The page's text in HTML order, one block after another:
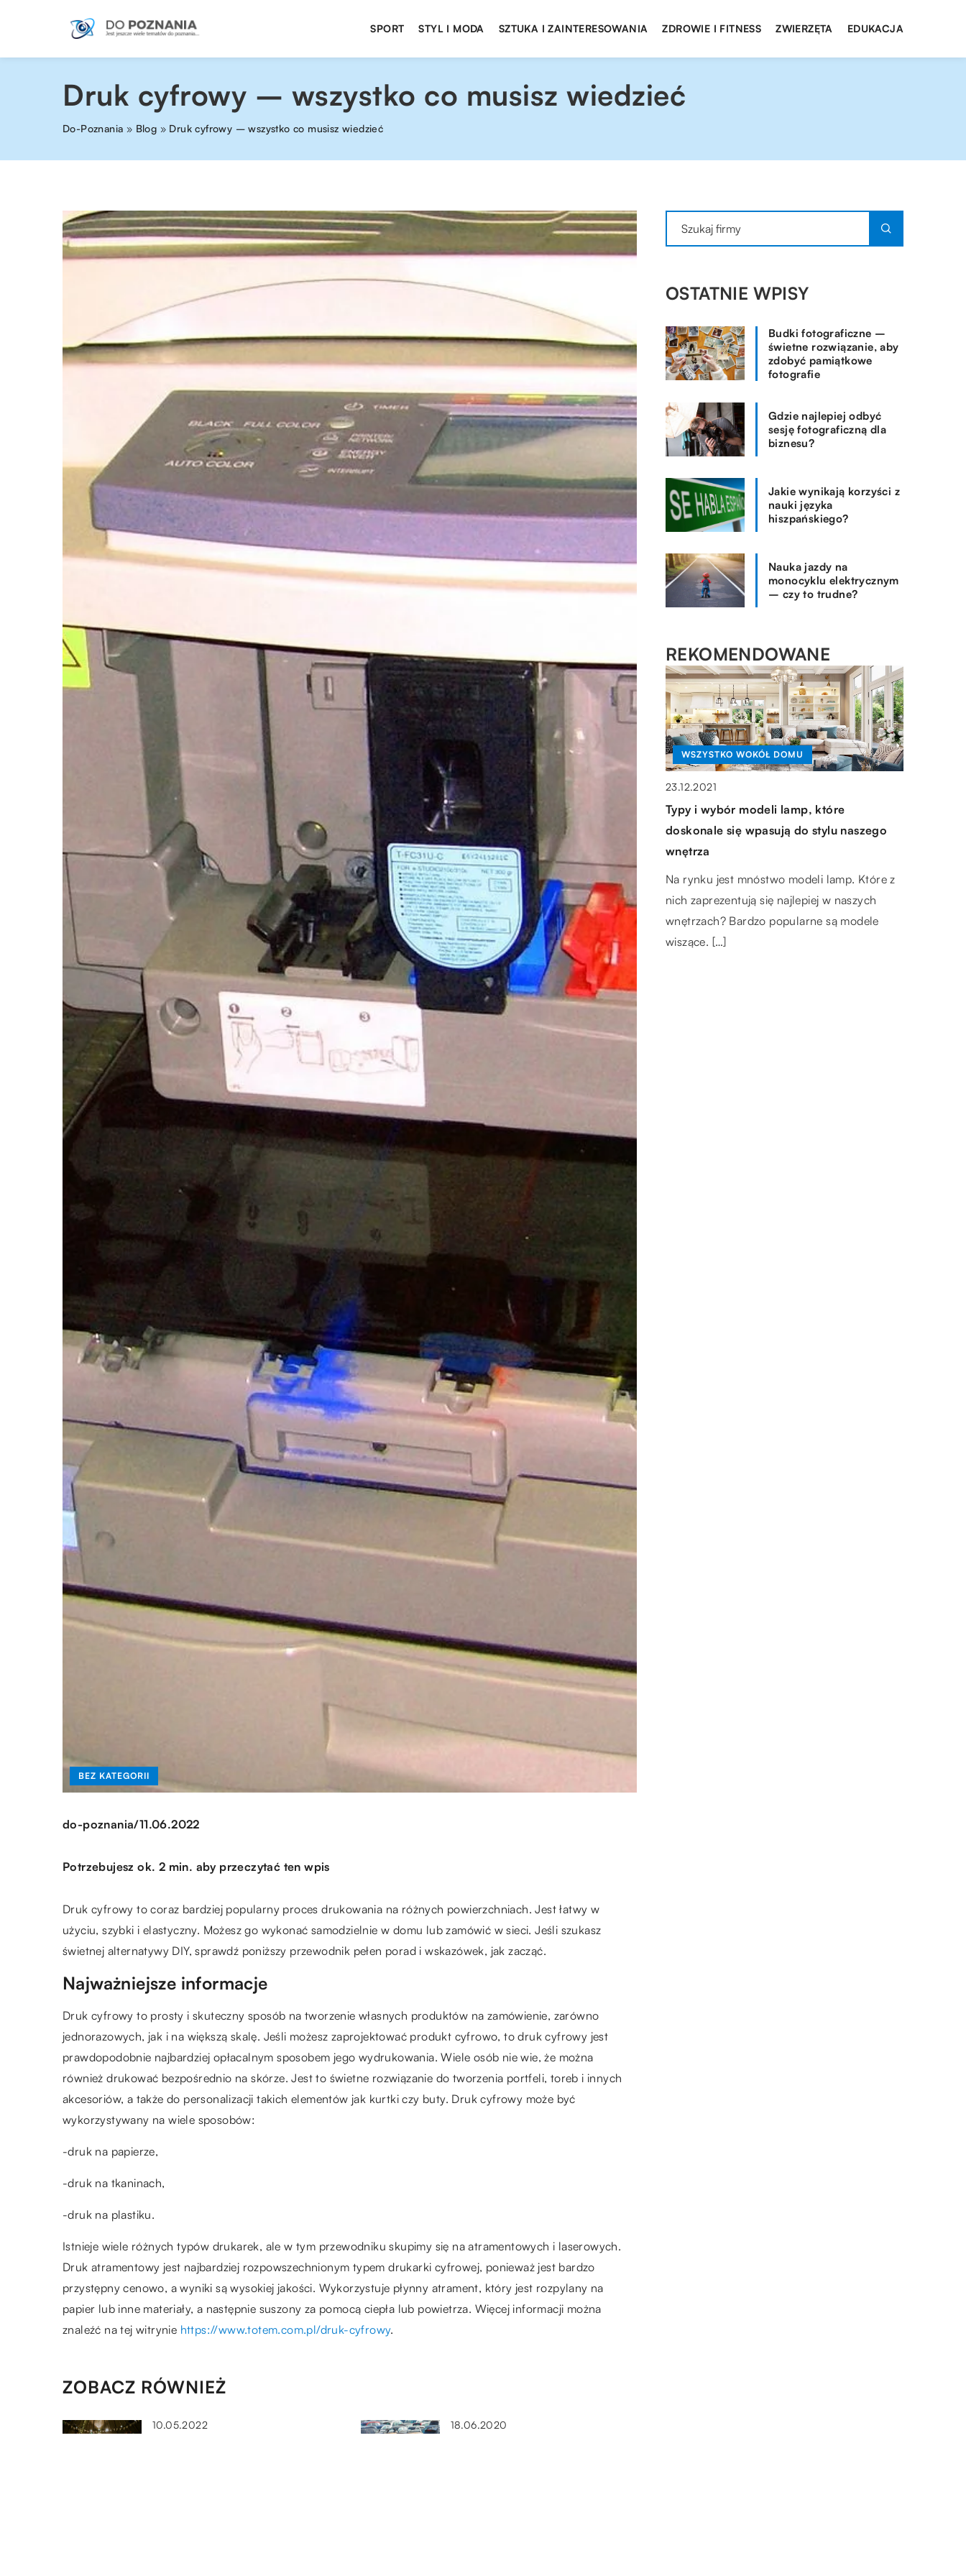
SPORT STYL I MODA SZTUKA I ZAINTERESOWANIA ZDROWIE I FITNESS ZWIERZĘTA EDUKACJA
Druk cyfrowy – wszystko co musisz wiedzieć
Do-Poznania » Blog » Druk cyfrowy – wszystko co musisz wiedzieć
BEZ KATEGORII
do-poznania/11.06.2022
Potrzebujesz ok. 2 min. aby przeczytać ten wpis
Druk cyfrowy to coraz bardziej popularny proces drukowania na różnych powierzchniach. Jest łatwy w
użyciu, szybki i elastyczny. Możesz go wykonać samodzielnie w domu lub zamówić w sieci. Jeśli szukasz
świetnej alternatywy DIY, sprawdź poniższy przewodnik pełen porad i wskazówek, jak zacząć.
Najważniejsze informacje
Druk cyfrowy to prosty i skuteczny sposób na tworzenie własnych produktów na zamówienie, zarówno
jednorazowych, jak i na większą skalę. Jeśli możesz zaprojektować produkt cyfrowo, to druk cyfrowy jest
prawdopodobnie najbardziej opłacalnym sposobem jego wydrukowania. Wiele osób nie wie, że można
również drukować bezpośrednio na skórze. Jest to świetne rozwiązanie do tworzenia portfeli, toreb i innych
akcesoriów, a także do personalizacji takich elementów jak kurtki czy buty. Druk cyfrowy może być
wykorzystywany na wiele sposobów:
-druk na papierze,
-druk na tkaninach,
-druk na plastiku.
Istnieje wiele różnych typów drukarek, ale w tym przewodniku skupimy się na atramentowych i laserowych.
Druk atramentowy jest najbardziej rozpowszechnionym typem drukarki cyfrowej, ponieważ jest bardzo
przystępny cenowo, a wyniki są wysokiej jakości. Wykorzystuje płynny atrament, który jest rozpylany na
papier lub inne materiały, a następnie suszony za pomocą ciepła lub powietrza. Więcej informacji można
znaleźć na tej witrynie https://www.totem.com.pl/druk-cyfrowy.
ZOBACZ RÓWNIEŻ
10.05.2022 18.06.2020
OSTATNIE WPISY
Budki fotograficzne –
świetne rozwiązanie, aby
zdobyć pamiątkowe
fotografie
Gdzie najlepiej odbyć
sesję fotograficzną dla
biznesu?
Jakie wynikają korzyści z
nauki języka
hiszpańskiego?
Nauka jazdy na
monocyklu elektrycznym
– czy to trudne?
REKOMENDOWANE
BIZNES + RYNEK I FINANSE
27.09.2018
Jak tanio kupić dodatki do mieszkania?
mieszkanie. Trudno jednak osiągnąć taki
efekt, jeśli nie jest ono urządzone i […]
WSZYSTKO WOKÓŁ DOMU
23.12.2021
Typy i wybór modeli lamp, które
doskonale się wpasują do stylu naszego
wnętrza
Na rynku jest mnóstwo modeli lamp. Które z
nich zaprezentują się najlepiej w naszych
wnętrzach? Bardzo popularne są modele
wiszące. […]
WSZYSTKO WOKÓŁ DOMU
Jak wymienić uchwyty do mebli?
W komfortowych pomieszczeniach każdy
czuje się bardziej swobodnie, a domownicy